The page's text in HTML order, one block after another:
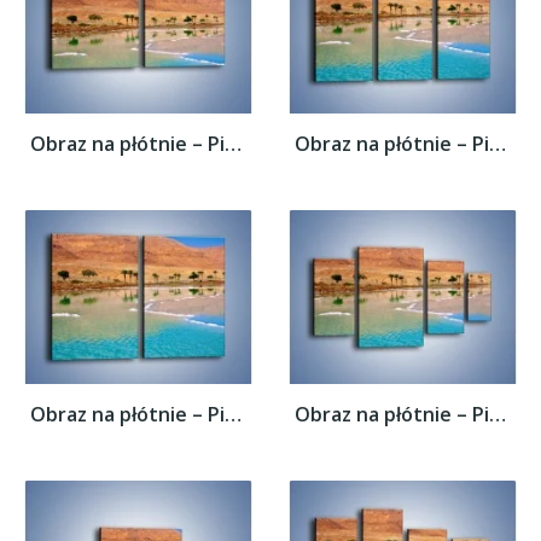
Obraz na płótnie – Piramidy i woda –... Obraz na płótnie – Piramidy i woda –...
Obraz na płótnie – Piramidy i woda –... Obraz na płótnie – Piramidy i woda –...